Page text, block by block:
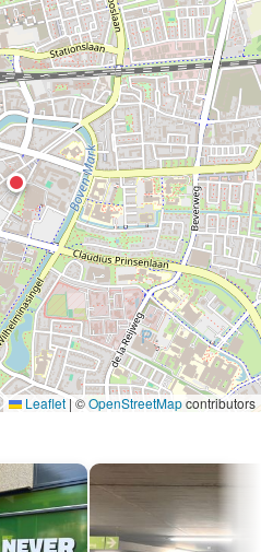
Leaflet | ©OpenStreetMapcontributors